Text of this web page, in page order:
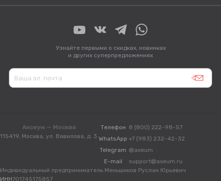
Узнайте первыми о скидках, новинках
и других суперпредложениях
Аксеум — Москва
115419, Москва, ул. Вавилова, д. 3
Телефон 8 (800) 222-98-57
WhatsApp +7 (983) 232-42-32
Telegram @axeum
E-mail
support@axeum.ru
Индивидуальный предприниматель Меньшиков Руслан Юрьевич
ИНН701745175857